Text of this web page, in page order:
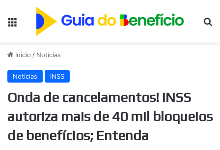
Início / Notícias
Notícias INSS
Onda de cancelamentos! INSS
autoriza mais de 40 mil bloqueios
de benefícios; Entenda